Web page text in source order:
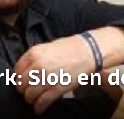
Slob en